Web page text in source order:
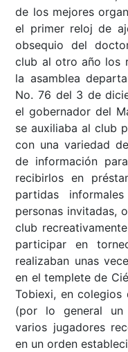
de los mejores
el primer reloj de
obsequio del
club al otro año los
la asamblea
No. 76 del 3 de
el gobernador del
se auxiliaba al club
con una variedad
de información
recibirlos en
partidas
personas invitadas,
club
participar en
realizaban unas
en el templete de
Tobiexi, en
(por lo general un
varios jugadores
en un orden